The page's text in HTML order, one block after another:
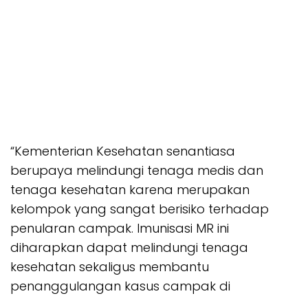
“Kementerian Kesehatan senantiasa
berupaya melindungi tenaga medis dan
tenaga kesehatan karena merupakan
kelompok yang sangat berisiko terhadap
penularan campak. Imunisasi MR ini
diharapkan dapat melindungi tenaga
kesehatan sekaligus membantu
penanggulangan kasus campak di